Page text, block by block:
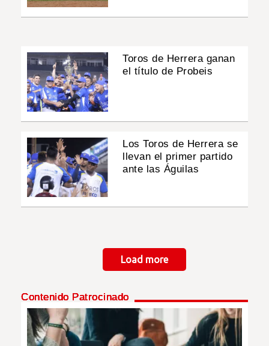
Toros de Herrera ganan
el título de Probeis
Los Toros de Herrera se
llevan el primer partido
ante las Águilas
Load more
Contenido Patrocinado